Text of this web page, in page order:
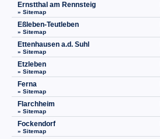
Ernstthal am Rennsteig
» Sitemap
Eßleben-Teutleben
» Sitemap
Ettenhausen a.d. Suhl
» Sitemap
Etzleben
» Sitemap
Ferna
» Sitemap
Flarchheim
» Sitemap
Fockendorf
» Sitemap